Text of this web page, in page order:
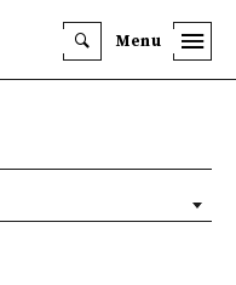
Menu